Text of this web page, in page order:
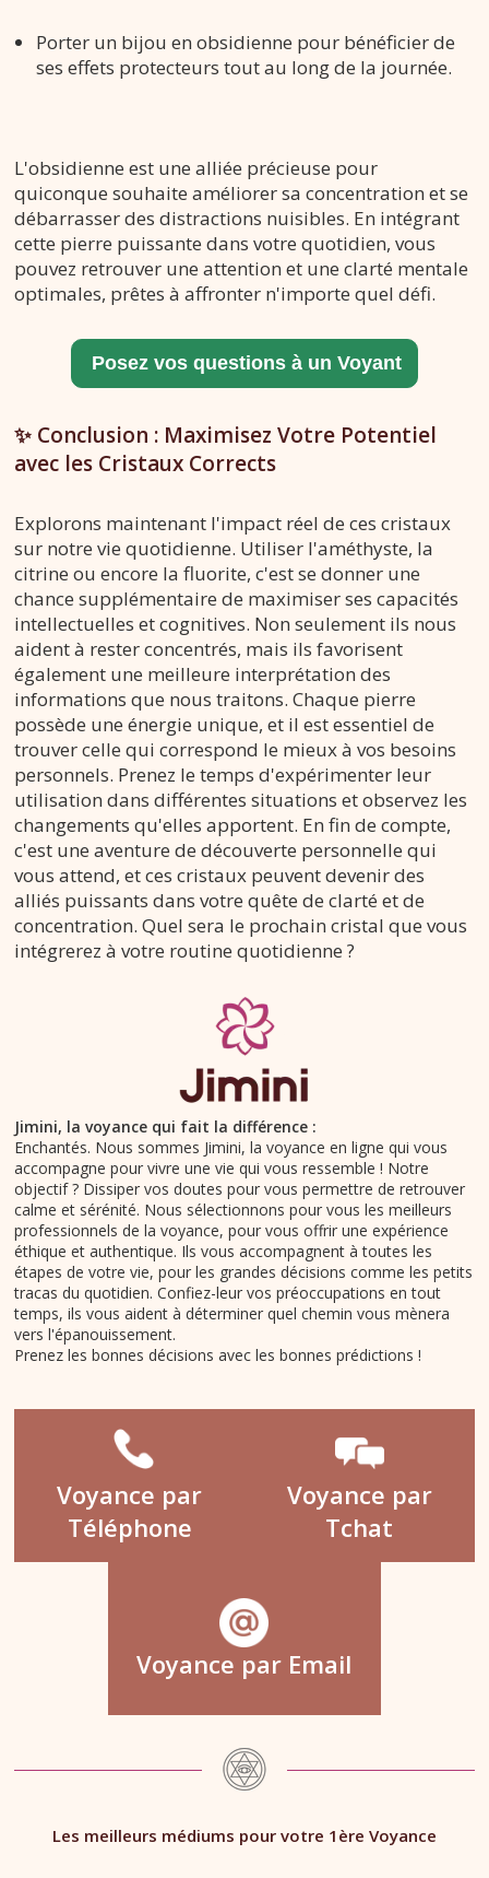
Porter un bijou en obsidienne pour bénéficier de
ses effets protecteurs tout au long de la journée.
L'obsidienne est une alliée précieuse pour
quiconque souhaite améliorer sa concentration et se
débarrasser des distractions nuisibles. En intégrant
cette pierre puissante dans votre quotidien, vous
pouvez retrouver une attention et une clarté mentale
optimales, prêtes à affronter n'importe quel défi.
✨ Conclusion : Maximisez Votre Potentiel
avec les Cristaux Corrects
Explorons maintenant l'impact réel de ces cristaux
sur notre vie quotidienne. Utiliser l'améthyste, la
citrine ou encore la fluorite, c'est se donner une
chance supplémentaire de maximiser ses capacités
intellectuelles et cognitives. Non seulement ils nous
aident à rester concentrés, mais ils favorisent
également une meilleure interprétation des
informations que nous traitons. Chaque pierre
possède une énergie unique, et il est essentiel de
trouver celle qui correspond le mieux à vos besoins
personnels. Prenez le temps d'expérimenter leur
utilisation dans différentes situations et observez les
changements qu'elles apportent. En fin de compte,
c'est une aventure de découverte personnelle qui
vous attend, et ces cristaux peuvent devenir des
alliés puissants dans votre quête de clarté et de
concentration. Quel sera le prochain cristal que vous
intégrerez à votre routine quotidienne ?
Jimini, la voyance qui fait la différence :
Enchantés. Nous sommes Jimini, la voyance en ligne qui vous
accompagne pour vivre une vie qui vous ressemble ! Notre
objectif ? Dissiper vos doutes pour vous permettre de retrouver
calme et sérénité. Nous sélectionnons pour vous les meilleurs
professionnels de la voyance, pour vous offrir une expérience
éthique et authentique. Ils vous accompagnent à toutes les
étapes de votre vie, pour les grandes décisions comme les petits
tracas du quotidien. Confiez-leur vos préoccupations en tout
temps, ils vous aident à déterminer quel chemin vous mènera
vers l'épanouissement.
Prenez les bonnes décisions avec les bonnes prédictions !
Voyance par
Téléphone
Voyance par
Tchat
Voyance par Email
Les meilleurs médiums pour votre 1ère Voyance